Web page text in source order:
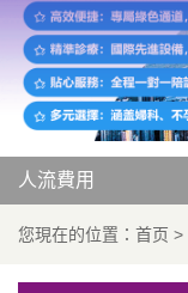
人流費用
您現在的位置： 首页 >